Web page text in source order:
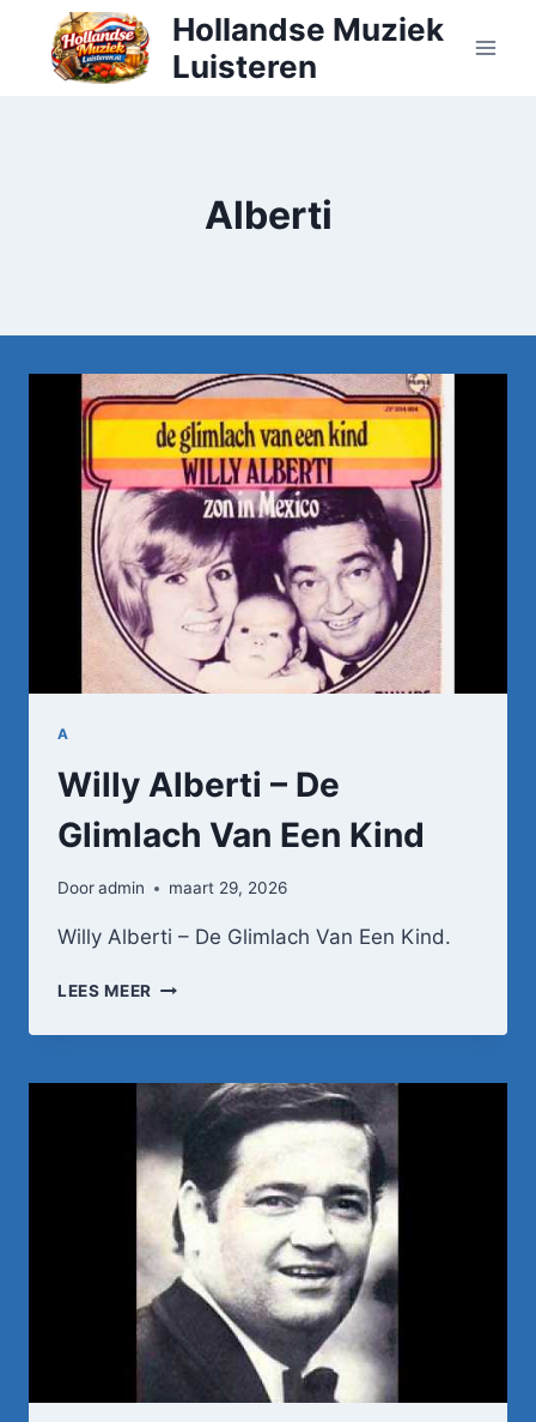
Doorgaan
inhoud
Hollandse Muziek
Luisteren
Alberti
A
Willy Alberti – De
Glimlach Van Een Kind
Dooradmin maart 29, 2026
Willy Alberti – De Glimlach Van Een Kind.
LEES MEER WILLY
–
GLIMLACH
KIND